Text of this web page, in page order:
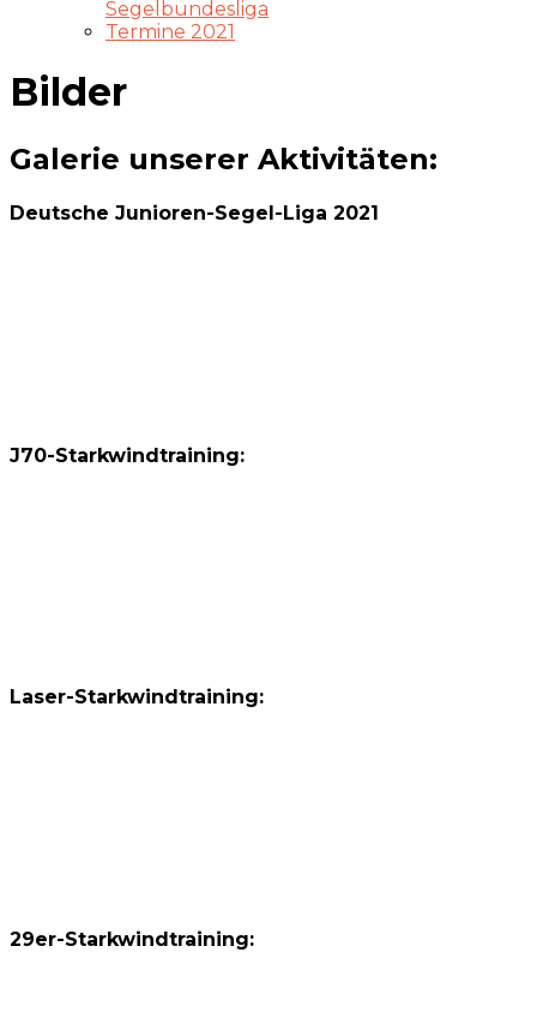
Segelbundesliga
Termine 2021
Bilder
Galerie unserer Aktivitäten:
Deutsche Junioren-Segel-Liga 2021
J70-Starkwindtraining:
Laser-Starkwindtraining:
29er-Starkwindtraining: